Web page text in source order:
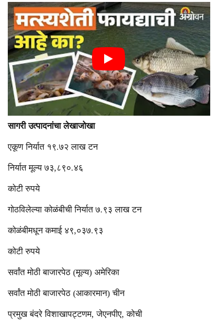
सागरी उत्पादनांचा लेखाजोखा
एकूण निर्यात १९.७२ लाख टन
निर्यात मूल्य ७३,८९०.४६
कोटी रुपये
गोठविलेल्या कोळंबीची निर्यात ७.९३ लाख टन
कोळंबीमधून कमाई ४९,०३७.९३
कोटी रुपये
सर्वांत मोठी बाजारपेठ (मूल्य) अमेरिका
सर्वांत मोठी बाजारपेठ (आकारमान) चीन
प्रमुख बंदरे विशाखापट्टणम, जेएनपीए, कोची